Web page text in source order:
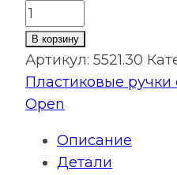
Количество
товара
Ручка
шариковая
Pin
черный
металлик
В корзину
Артикул: 5521.30
Пластиковые ручки
Open
Описание
Детали